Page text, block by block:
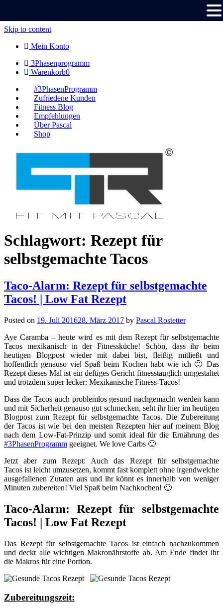
Skip to content
Mein Konto
3Phasenprogramm
Warenkorb0
#3PhasenProgramm
Zufriedene Kunden
Fitness Blog
Empfehlungen
Über Pascal
Shop
Schlagwort: Rezept für
selbstgemachte Tacos
Taco-Alarm: Rezept für selbstgemachte
Tacos! | Low Fat Rezept
Posted on 19. Juli 201628. März 2017 by Pascal Rostetter
Aye Caramba – heute wird es mit dem Rezept für selbstgemachte
Tacos mexikanisch in der Fitnessküche! Schön, dass ihr beim
heutigen Blogpost wieder mit dabei bist, fleißig mitließt und
hoffentlich genauso viel Spaß beim Kochen habt wie ich 🙂 Das
Rezept dieses Mal ist ein deftiges Gericht fitnesstauglich umgestaltet
und trotzdem super lecker: Mexikanische Fitness-Tacos!
Dass die Tacos auch problemlos gesund nachgemacht werden kann
und mit Sicherheit genauso gut schmecken, seht ihr hier im heutigen
Blogpost zum Rezept für selbstgemachte Tacos. Die Zubereitung
der Tacos ist wie bei den meisten Rezepten hier auf meinem Blog
nach dem Low-Fat-Prinzip und somit ideal für die Ernährung des
#3PhasenProgramm geeignet. We love Carbs 🙂
Jetzt aber zum Rezept: Auch das Rezept für selbstgemachte
Tacos ist leicht umzusetzen, kommt fast komplett ohne irgendwelche
ausgefallenen Zutaten aus und ihr könnt es innerhalb von weniger
Minuten zubereiten! Viel Spaß beim Nachkochen! 🙂
Taco-Alarm: Rezept für selbstgemachte
Tacos! | Low Fat Rezept
Das Rezept für selbstgemachte Tacos ist einfach nachzukommen
und deckt alle wichtigen Makronährstoffe ab. Am Ende findet ihr
die Makros für eine Portion.
Zubereitungszeit: